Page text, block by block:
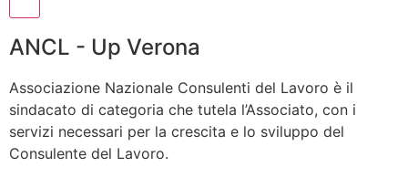
ANCL - Up Verona
Associazione Nazionale Consulenti del Lavoro è il
sindacato di categoria che tutela l’Associato, con i
servizi necessari per la crescita e lo sviluppo del
Consulente del Lavoro.